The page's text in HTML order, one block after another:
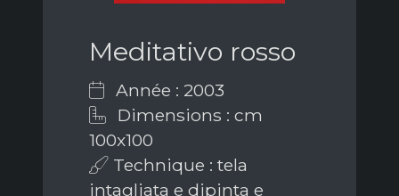
Meditativo rosso
Année : 2003
Dimensions : cm
100x100
Technique : tela
intagliata e dipinta e